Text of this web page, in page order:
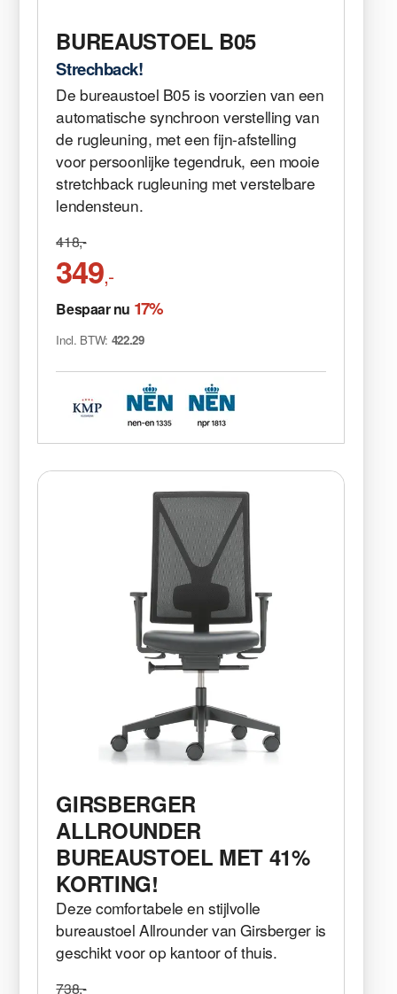
BUREAUSTOEL B05
Strechback!
De bureaustoel B05 is voorzien van een
automatische synchroon verstelling van
de rugleuning, met een fijn-afstelling
voor persoonlijke tegendruk, een mooie
stretchback rugleuning met verstelbare
lendensteun.
418,-
349,-
Bespaar nu 17%
Incl. BTW: 422.29
GIRSBERGER
ALLROUNDER
BUREAUSTOEL MET 41%
KORTING!
Deze comfortabele en stijlvolle
bureaustoel Allrounder van Girsberger is
geschikt voor op kantoor of thuis.
738,-